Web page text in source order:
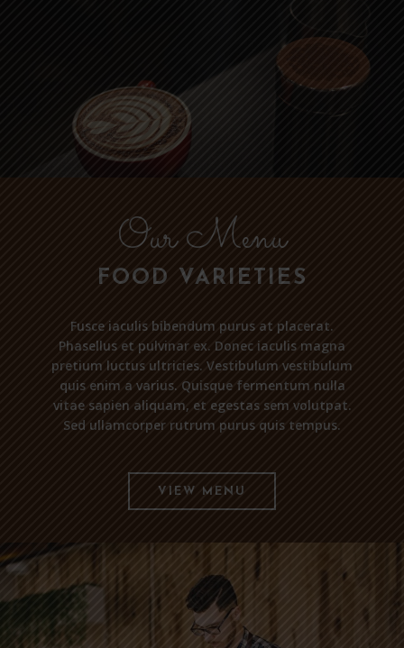
Our Menu
FOOD VARIETIES
Fusce iaculis bibendum purus at placerat.
Phasellus et pulvinar ex. Donec iaculis magna
pretium luctus ultricies. Vestibulum vestibulum
quis enim a varius. Quisque fermentum nulla
vitae sapien aliquam, et egestas sem volutpat.
Sed ullamcorper rutrum purus quis tempus.
VIEW MENU